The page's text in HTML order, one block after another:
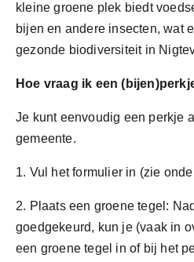
kleine groene plek biedt
bijen en andere insecten, wat
gezonde biodiversiteit in
Hoe vraag ik een
Je kunt eenvoudig een perkje
gemeente.
1. Vul het formulier in (zie
2. Plaats een groene tegel:
goedgekeurd, kun je (vaak in
een groene tegel in of bij het